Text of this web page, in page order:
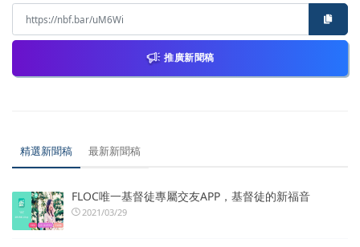
推廣新聞稿
精選新聞稿 最新新聞稿
FLOC唯一基督徒專屬交友APP，基督徒的新福音
2021/03/29